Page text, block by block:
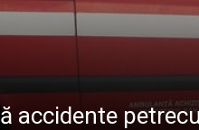
accidente